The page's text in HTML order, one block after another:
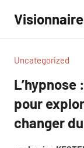
contenu
Uncategorized
pour
changer